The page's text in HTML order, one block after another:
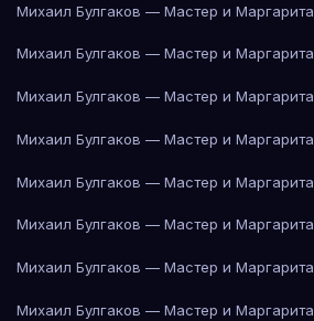
Михаил Булгаков — Мастер и Маргарита
Михаил Булгаков — Мастер и Маргарита
Михаил Булгаков — Мастер и Маргарита
Михаил Булгаков — Мастер и Маргарита
Михаил Булгаков — Мастер и Маргарита
Михаил Булгаков — Мастер и Маргарита
Михаил Булгаков — Мастер и Маргарита
Михаил Булгаков — Мастер и Маргарита